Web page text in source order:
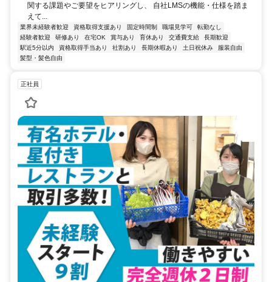
関する課題やご要望をヒアリングし、 自社LMSの機能・仕様を踏ま
えて...
業界未経験者歓迎 資格取得支援あり 固定時間制 職場見学可
転勤なし
経験者歓迎
研修あり 在宅OK 賞与あり 育休あり 交通費支給
長期歓迎
駅近5分以内
資格取得手当あり 社割あり 長期休暇あり 土日祝休み
服装自由
髪型・髪色自由
正社員